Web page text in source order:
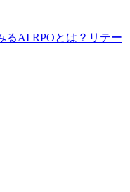
るAI RPOとは？ リテー